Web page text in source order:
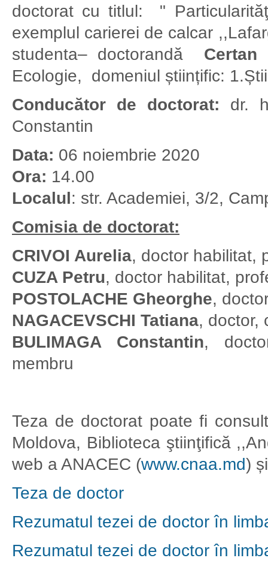
doctorat cu titlul: "
exemplul carierei de calcar
studenta– doctorandă Certan
Ecologie, domeniul științific:
Conducător de doctorat: dr.
Constantin
Data: 06 noiembrie 2020
Ora: 14.00
Localul: str. Academiei, 3/2,
Comisia de doctorat:
CRIVOI Aurelia, doctor habilitat,
CUZA Petru, doctor habilitat,
POSTOLACHE Gheorghe,
NAGACEVSCHI Tatiana, doctor,
BULIMAGA Constantin,
membru
Teza de doctorat poate fi
Moldova, Biblioteca ştiinţifică
web a ANACEC (www.cnaa.md)
Teza de doctor
Rezumatul tezei de doctor în
Rezumatul tezei de doctor în